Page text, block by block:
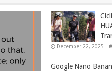
December 22, 2025
Google Nano